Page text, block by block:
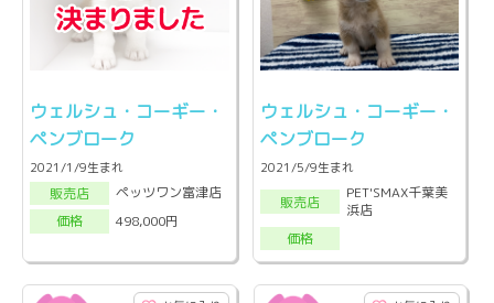
ウェルシュ・コーギー・
ペンブローク
2021/1/9生まれ
販売店
ペッツワン富津店
価格
498,000円
ウェルシュ・コーギー・
ペンブローク
2021/5/9生まれ
販売店
PET'SMAX千葉美
浜店
価格